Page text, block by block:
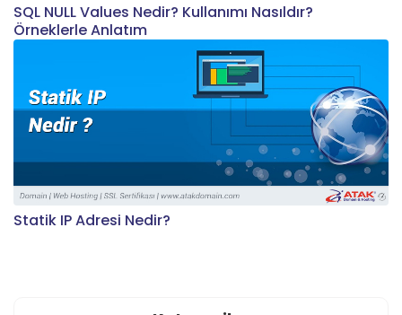
SQL NULL Values Nedir? Kullanımı Nasıldır?
Örneklerle Anlatım
Statik IP Adresi Nedir?